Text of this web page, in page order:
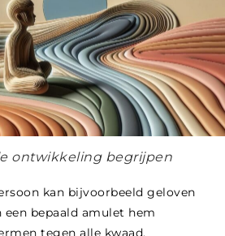
ontwikkeling begrijpen
kan bijvoorbeeld geloven
bepaald amulet hem
tegen alle kwaad,